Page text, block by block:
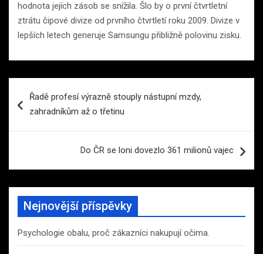
hodnota jejích zásob se snížila. Šlo by o první čtvrtletní
ztrátu čipové divize od prvního čtvrtletí roku 2009. Divize v
lepších letech generuje Samsungu přibližně polovinu zisku.
proŘadě profesí výrazně stouply nástupní mzdy,
zahradníkům až o třetinu
Do ČR se loni dovezlo 361 milionů vajec
Nejnovější příspěvky
Psychologie obalu, proč zákazníci nakupují očima.